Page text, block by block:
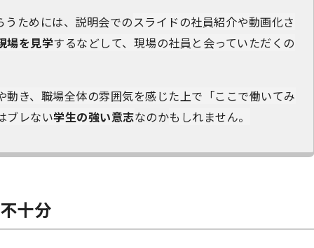
ためには、説明会でのスライドの社員紹介や動画化さ
場を見学するなどして、現場の社員と会っていただくの
き、職場全体の雰囲気を感じた上で「ここで働いてみ
ブレない学生の強い意志なのかもしれません。
十分